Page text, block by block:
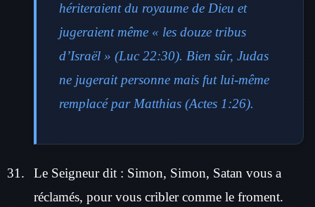
hériteraient du royaume de Dieu et
jugeraient même « les douze tribus
d’Israël » (Luc 22:30). Bien sûr, Judas
ne jugerait personne mais fut lui-même
remplacé par Matthias (Actes 1:26).
Le Seigneur dit : Simon, Simon, Satan vous a
réclamés, pour vous cribler comme le froment.